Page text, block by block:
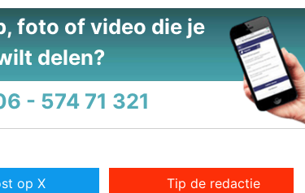
foto of video die je
delen?
- 574 71 321
op X Tip de redactie